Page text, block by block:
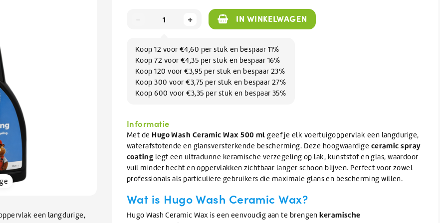
met
aanraaktoetsen
werkt,
kunt
u
swipetekens
gebruiken.
Afwasmiddel & vaatwasmiddel
Wasmiddel
Voorwasmiddel
Line Premium
BEKIJK ALLE SCHOONMAAKMIDDELEN
Scheppen & Schrapers
Schrapers
Schoppen
Stelen
Overige Hulpmaterialen
Waarschuwingsmaterialen
Ophangsystemen
Waterpistolen & slangen
IBC & Jerrycans
IBC containers
IBC toebehoren & adapters
Ventilatiekanalen
/ Onderdelenreinigers
Slangen & koppelingen
en vullen van
BEKIJK ALLE GLYCOL
Zwembad onderhoud
Zwembadchloor
PH onderhoud
AdBlue
De-Icer
BEKIJK ALLE ELECTRONICA
Bekers & Borden
reiniger
BEKIJK ALLE HYGIËNE
Bouwdrogers
Koeling / Verdampingskoelers
Golfkar / Crew Carriers
een langdurige,
+ IN WINKELWAGEN
Koop 12 voor €4,60 per stuk en bespaar 11%
Koop 72 voor €4,35 per stuk en bespaar 16%
Koop 120 voor €3,95 per stuk en bespaar 23%
Koop 300 voor €3,75 per stuk en bespaar 27%
Koop 600 voor €3,35 per stuk en bespaar 35%
Informatie
Met de Hugo Wash Ceramic Wax 500 ml geef je elk voertuigoppervlak een langdurige,
waterafstotende en glansversterkende bescherming. Deze hoogwaardige ceramic spray
coating legt een ultradunne keramische verzegeling op lak, kunststof en glas, waardoor
vuil minder hecht en oppervlakken zichtbaar langer schoon blijven. Perfect voor zowel
professionals als particuliere gebruikers die maximale glans en bescherming willen.
Wat is Hugo Wash Ceramic Wax?
Hugo Wash Ceramic Wax is een eenvoudig aan te brengenkeramische